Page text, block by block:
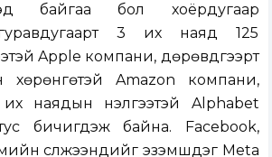
байгаа бол хоёрдугаар
3 их наяд 125
Apple компани, дөрөвдүгээрт
Amazon компани,
их наядын үнэлгээтэй Alphabet
бичигдэж байна. Facebook,
сүлжээнүүдийг эзэмшдэг Meta